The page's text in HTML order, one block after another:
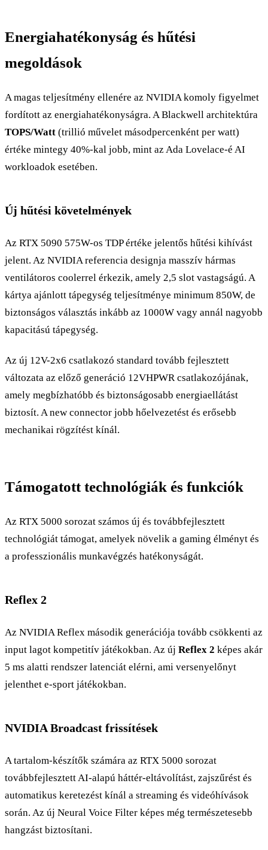
Energiahatékonyság és hűtési
megoldások
A magas teljesítmény ellenére az NVIDIA komoly figyelmet
fordított az energiahatékonyságra. A Blackwell architektúra
TOPS/Watt (trillió művelet másodpercenként per watt)
értéke mintegy 40%-kal jobb, mint az Ada Lovelace-é AI
workloadok esetében.
Új hűtési követelmények
Az RTX 5090 575W-os TDP értéke jelentős hűtési kihívást
jelent. Az NVIDIA referencia designja masszív hármas
ventilátoros coolerrel érkezik, amely 2,5 slot vastagságú. A
kártya ajánlott tápegység teljesítménye minimum 850W, de
biztonságos választás inkább az 1000W vagy annál nagyobb
kapacitású tápegység.
Az új 12V-2x6 csatlakozó standard tovább fejlesztett
változata az előző generáció 12VHPWR csatlakozójának,
amely megbízhatóbb és biztonságosabb energiaellátást
biztosít. A new connector jobb hőelvezetést és erősebb
mechanikai rögzítést kínál.
Támogatott technológiák és funkciók
Az RTX 5000 sorozat számos új és továbbfejlesztett
technológiát támogat, amelyek növelik a gaming élményt és
a professzionális munkavégzés hatékonyságát.
Reflex 2
Az NVIDIA Reflex második generációja tovább csökkenti az
input lagot kompetitív játékokban. Az új Reflex 2 képes akár
5 ms alatti rendszer latenciát elérni, ami versenyelőnyt
jelenthet e-sport játékokban.
NVIDIA Broadcast frissítések
A tartalom-készítők számára az RTX 5000 sorozat
továbbfejlesztett AI-alapú háttér-eltávolítást, zajszűrést és
automatikus keretezést kínál a streaming és videóhívások
során. Az új Neural Voice Filter képes még természetesebb
hangzást biztosítani.